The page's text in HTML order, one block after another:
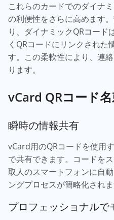
これらのカードでのダイナ
の利便性をさらに高めます
り、ダイナミックQRコード
くQRコードにリンクされた
す。この柔軟性により、連
ります。
vCard QRコード
瞬時の情報共有
vCard用のQRコードを使用
で共有できます。コードを
取人のスマートフォンに自
ングプロセスが簡略化されま
プロフェッショナルで